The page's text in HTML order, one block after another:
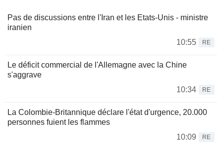
Pas de discussions entre l'Iran et les Etats-Unis - ministre
iranien
10:55
RE
Le déficit commercial de l'Allemagne avec la Chine
s'aggrave
10:34
RE
La Colombie-Britannique déclare l'état d'urgence, 20.000
personnes fuient les flammes
10:09
RE